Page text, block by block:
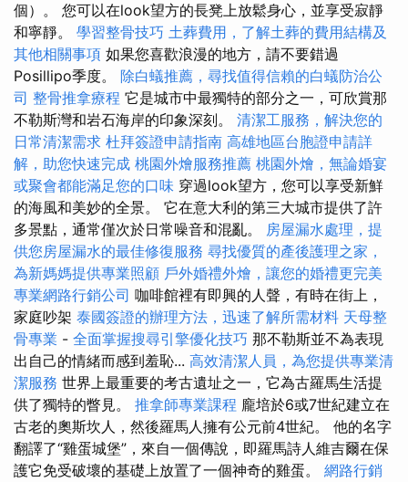
個）。 您可以在look望方的長凳上放鬆身心，並享受寂靜
和寧靜。 學習整骨技巧 土葬費用，了解土葬的費用結構及
其他相關事項 如果您喜歡浪漫的地方，請不要錯過
Posillipo季度。 除白蟻推薦，尋找值得信賴的白蟻防治公
司 整骨推拿療程 它是城市中最獨特的部分之一，可欣賞那
不勒斯灣和岩石海岸的印象深刻。 清潔工服務，解決您的
日常清潔需求 杜拜簽證申請指南 高雄地區台胞證申請詳
解，助您快速完成 桃園外燴服務推薦 桃園外燴，無論婚宴
或聚會都能滿足您的口味 穿過look望方，您可以享受新鮮
的海風和美妙的全景。 它在意大利的第三大城市提供了許
多景點，通常僅次於日常噪音和混亂。 房屋漏水處理，提
供您房屋漏水的最佳修復服務 尋找優質的產後護理之家，
為新媽媽提供專業照顧 戶外婚禮外燴，讓您的婚禮更完美
專業網路行銷公司 咖啡館裡有即興的人聲，有時在街上，
家庭吵架 泰國簽證的辦理方法，迅速了解所需材料 天母整
骨專業 - 全面掌握搜尋引擎優化技巧 那不勒斯並不為表現
出自己的情緒而感到羞恥... 高效清潔人員，為您提供專業清
潔服務 世界上最重要的考古遺址之一，它為古羅馬生活提
供了獨特的瞥見。 推拿師專業課程 龐培於6或7世紀建立在
古老的奧斯坎人，然後羅馬人擁有公元前4世紀。 他的名字
翻譯了“雞蛋城堡”，來自一個傳說，即羅馬詩人維吉爾在保
護它免受破壞的基礎上放置了一個神奇的雞蛋。 網路行銷